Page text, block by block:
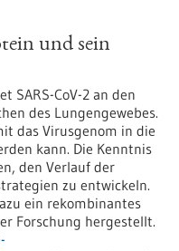
und sein
SARS-CoV-2 an den
des Lungengewebes.
das Virusgenom in die
kann. Die Kenntnis
den Verlauf der
zu entwickeln.
ein rekombinantes
Forschung hergestellt.